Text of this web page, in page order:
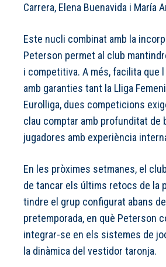
Carrera, Elena Buenavida i María
Este nucli combinat amb la
Peterson permet al club
i competitiva. A més, facilita que
amb garanties tant la Lliga
Eurolliga, dues competicions
clau comptar amb profunditat de
jugadores amb experiència
En les pròximes setmanes, el
de tancar els últims retocs de la
tindre el grup configurat abans
pretemporada, en què Peterson
integrar-se en els sistemes de
la dinàmica del vestidor taronja.